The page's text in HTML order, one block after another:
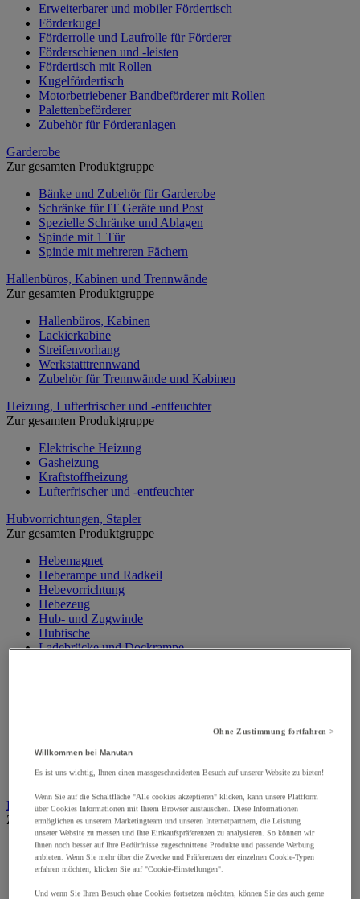
Erweiterbarer und mobiler Fördertisch
Förderkugel
Förderrolle und Laufrolle für Förderer
Förderschienen und -leisten
Fördertisch mit Rollen
Kugelfördertisch
Motorbetriebener Bandbeförderer mit Rollen
Palettenbeförderer
Zubehör für Förderanlagen
Garderobe
Zur gesamten Produktgruppe
Bänke und Zubehör für Garderobe
Schränke für IT Geräte und Post
Spezielle Schränke und Ablagen
Spinde mit 1 Tür
Spinde mit mehreren Fächern
Hallenbüros, Kabinen und Trennwände
Zur gesamten Produktgruppe
Hallenbüros, Kabinen
Lackierkabine
Streifenvorhang
Werkstatttrennwand
Zubehör für Trennwände und Kabinen
Heizung, Lufterfrischer und -entfeuchter
Zur gesamten Produktgruppe
Elektrische Heizung
Gasheizung
Kraftstoffheizung
Lufterfrischer und -entfeuchter
Hubvorrichtungen, Stapler
Zur gesamten Produktgruppe
Hebemagnet
Heberampe und Radkeil
Hebevorrichtung
Hebezeug
Hub- und Zugwinde
Hubtische
Ladebrücke und Dockrampe
Traverse
Zylinder
Hubwagen
Zur gesamten Produktgruppe
Elektrischer Gabelstapler
Hub-Gabelstapler
Hubwagen mit Waage
Manueller Hubwagen
Ohne Zustimmung fortfahren >
Willkommen bei Manutan
Es ist uns wichtig, Ihnen einen massgeschneiderten Besuch auf unserer Website zu bieten!
Wenn Sie auf die Schaltfläche "Alle cookies akzeptieren" klicken, kann unsere Plattform
über Cookies Informationen mit Ihrem Browser austauschen. Diese Informationen
ermöglichen es unserem Marketingteam und unseren Internetpartnern, die Leistung
unserer Website zu messen und Ihre Einkaufspräferenzen zu analysieren. So können wir
Ihnen noch besser auf Ihre Bedürfnisse zugeschnittene Produkte und passende Werbung
anbieten. Wenn Sie mehr über die Zwecke und Präferenzen der einzelnen Cookie-Typen
erfahren möchten, klicken Sie auf "Cookie-Einstellungen".
Und wenn Sie Ihren Besuch ohne Cookies fortsetzen möchten, können Sie das auch gerne